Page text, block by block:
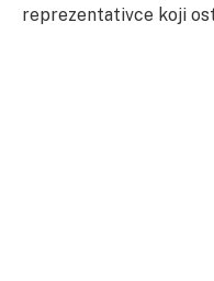
reprezentativce koji